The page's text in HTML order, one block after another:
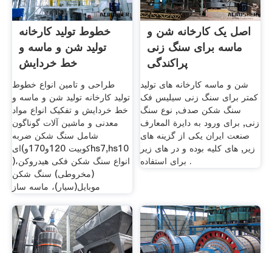
خطوط تولید کارخانه
تولید شن و ماسه و
خط خردایش
طراحی و تامین انواع خطوط
تولید کارخانه تولید شن و ماسه و
خط خردایش و تفکیک انواع مواد
معدنی و ماشین آلات گوناگون
شامل سنگ شکن ضربه
ای(کوبیت 120و170وhs7,hs10
)،انواع سنگ شکن فکی هیدروکن
(مخروطی) سنگ شکن
موبایل(سیار)، ماسه ساز
اصل یک کارخانه شن و
ماسه برای سنگ زنی
پراکندگی
شن و ماسه کارخانه های تولید
کمتر برای سنگ زنی سیلیس فک
سنگ شکن صدف, نوع سنگ
زنی, برای ورود به دایرة المعارف
صنعت ایران یکی از گزینه های
زیر, های کلیه بوده و در های زیر
برای استفاده .